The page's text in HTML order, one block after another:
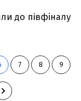
до півфіналу
7 8 9